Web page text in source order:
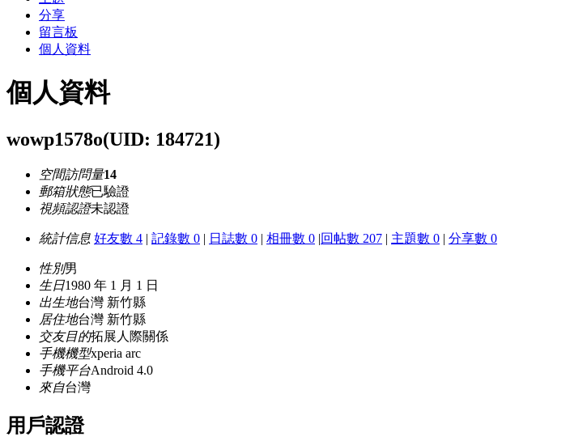
分享
留言板
個人資料
個人資料
wowp1578o(UID: 184721)
空間訪問量14
郵箱狀態已驗證
視頻認證未認證
統計信息 好友數 4 | 記錄數 0 | 日誌數 0 | 相冊數 0 |回帖數 207 | 主題數 0 | 分享數 0
性別男
生日1980 年 1 月 1 日
出生地台灣 新竹縣
居住地台灣 新竹縣
交友目的拓展人際關係
手機機型xperia arc
手機平台Android 4.0
來自台灣
用戶認證